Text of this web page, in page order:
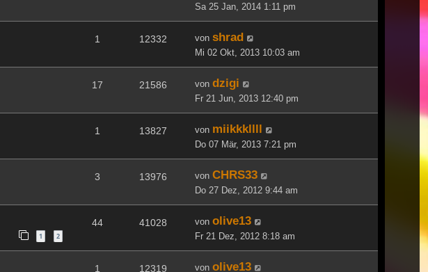
Sa 25 Jan, 2014 1:11 pm
1 12332 von shrad
Mi 02 Okt, 2013 10:03 am
17 21586 von dzigi
Fr 21 Jun, 2013 12:40 pm
1 13827 von miikkkllll
Do 07 Mär, 2013 7:21 pm
3 13976 von CHRS33
Do 27 Dez, 2012 9:44 am
1 2
44 41028 von olive13
Fr 21 Dez, 2012 8:18 am
1 12319 von olive13